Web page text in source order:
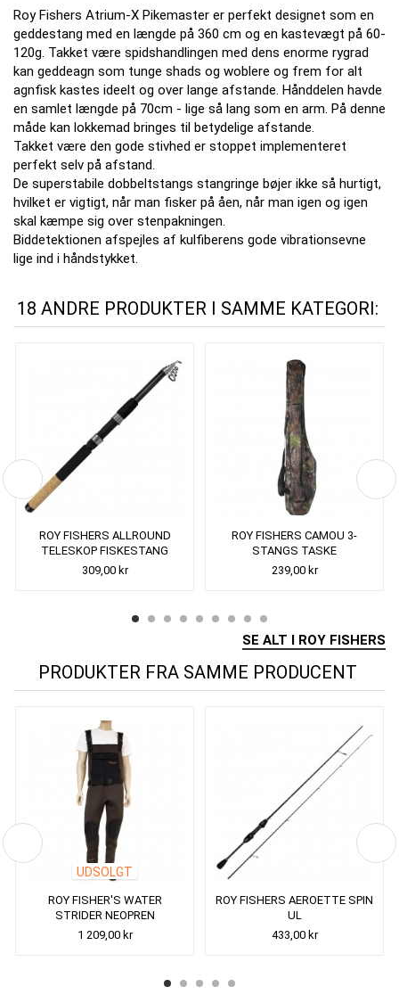
Roy Fishers Atrium-X Pikemaster er perfekt designet som en
geddestang med en længde på 360 cm og en kastevægt på 60-
120g. Takket være spidshandlingen med dens enorme rygrad
kan geddeagn som tunge shads og woblere og frem for alt
agnfisk kastes ideelt og over lange afstande. Hånddelen havde
en samlet længde på 70cm - lige så lang som en arm. På denne
måde kan lokkemad bringes til betydelige afstande.
Takket være den gode stivhed er stoppet implementeret
perfekt selv på afstand.
De superstabile dobbeltstangs stangringe bøjer ikke så hurtigt,
hvilket er vigtigt, når man fisker på åen, når man igen og igen
skal kæmpe sig over stenpakningen.
Biddetektionen afspejles af kulfiberens gode vibrationsevne
lige ind i håndstykket.
18 ANDRE PRODUKTER I SAMME KATEGORI:
ROY FISHERS ALLROUND
TELESKOP FISKESTANG
309,00 kr
ROY FISHERS CAMOU 3-
STANGS TASKE
239,00 kr
SE ALT I ROY FISHERS
PRODUKTER FRA SAMME PRODUCENT
UDSOLGT
ROY FISHER'S WATER
STRIDER NEOPREN
STRØMPEFOD WADERS
1 209,00 kr
ROY FISHERS AEROETTE SPIN
UL
433,00 kr